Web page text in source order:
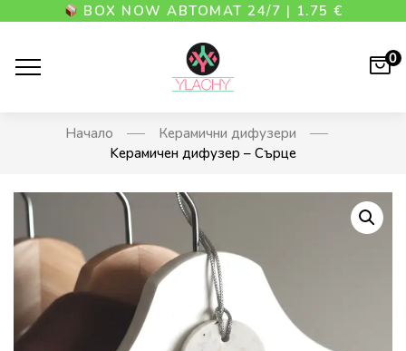
BOX NOW АВТОМАТ 24/7 | 1.75 €
0
Начало
Керамични дифузери
Kерамичен дифузер – Сърце